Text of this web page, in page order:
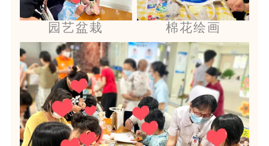
园艺盆栽 棉花绘画